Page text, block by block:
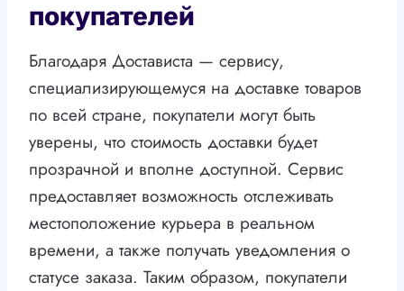
покупателей
Благодаря Достависта — сервису,
специализирующемуся на доставке товаров
по всей стране, покупатели могут быть
уверены, что стоимость доставки будет
прозрачной и вполне доступной. Сервис
предоставляет возможность отслеживать
местоположение курьера в реальном
времени, а также получать уведомления о
статусе заказа. Таким образом, покупатели